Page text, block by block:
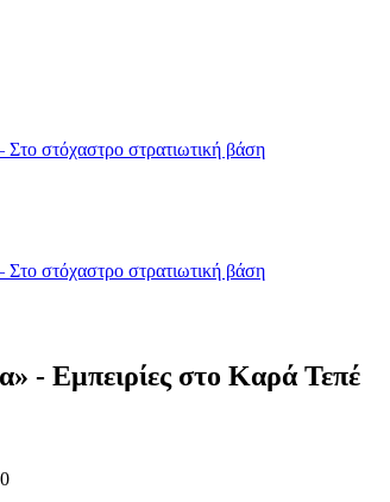
στόχαστρο στρατιωτική βάση
στόχαστρο στρατιωτική βάση
- Εμπειρίες στο Καρά Τεπέ